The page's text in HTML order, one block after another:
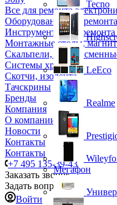
Все для ремонта
Оборудование для
Инструменты для ремонта
Монтажные столы,
Скальпели, лезвия
Системы хранения
Скотчи, изолента
Тачскрины
Бренды
Компания
О компании
Новости
Контакты
Контакты
+7 495 135-39-43
Заказать звонок
Задать вопрос
Войти
Tecno
LeEco
Realme
Мегафон